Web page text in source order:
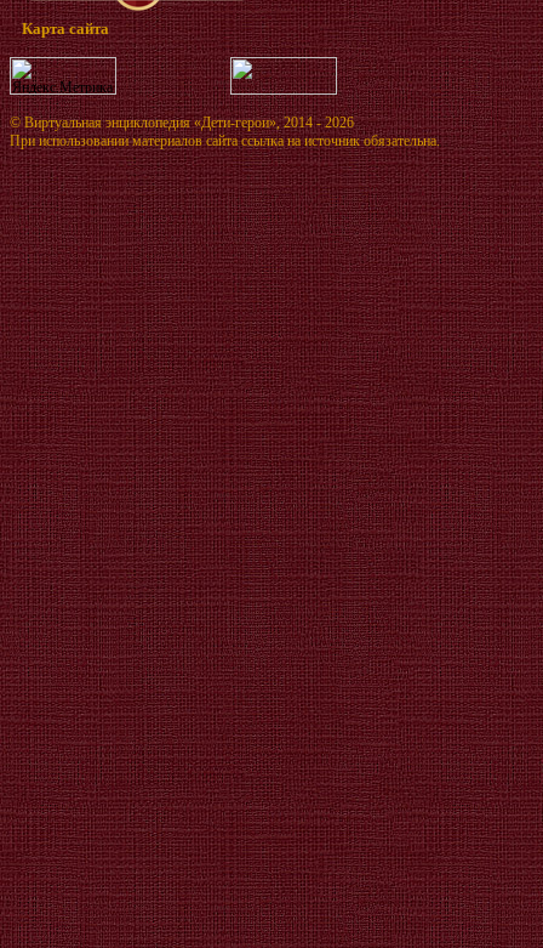
Карта сайта
©Виртуальная энциклопедия «Дети-герои», 2014 - 2026
При использовании материалов сайта ссылка на источник обязательна.